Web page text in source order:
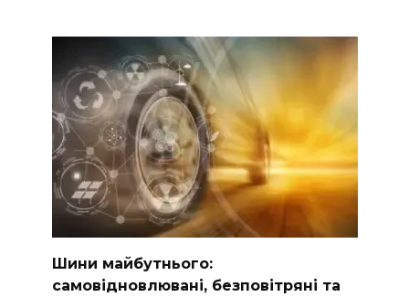
Шини майбутнього:
самовідновлювані, безповітряні та